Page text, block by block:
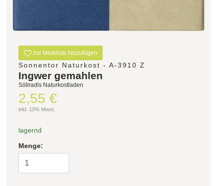
zur Merkliste hinzufügen
Sonnentor Naturkost - A-3910 Z
Ingwer gemahlen
Söllradls Naturkostladen
2,55 €
inkl. 10% Mwst.
lagernd
Menge: